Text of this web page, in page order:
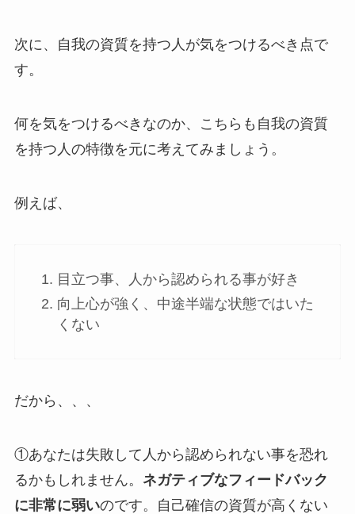
次に、自我の資質を持つ人が気をつけるべき点で
す。
何を気をつけるべきなのか、こちらも自我の資質
を持つ人の特徴を元に考えてみましょう。
例えば、
目立つ事、人から認められる事が好き
向上心が強く、中途半端な状態ではいた
くない
だから、、、
①あなたは失敗して人から認められない事を恐れ
るかもしれません。 ネガティブなフィードバック
に非常に弱いのです。自己確信の資質が高くない